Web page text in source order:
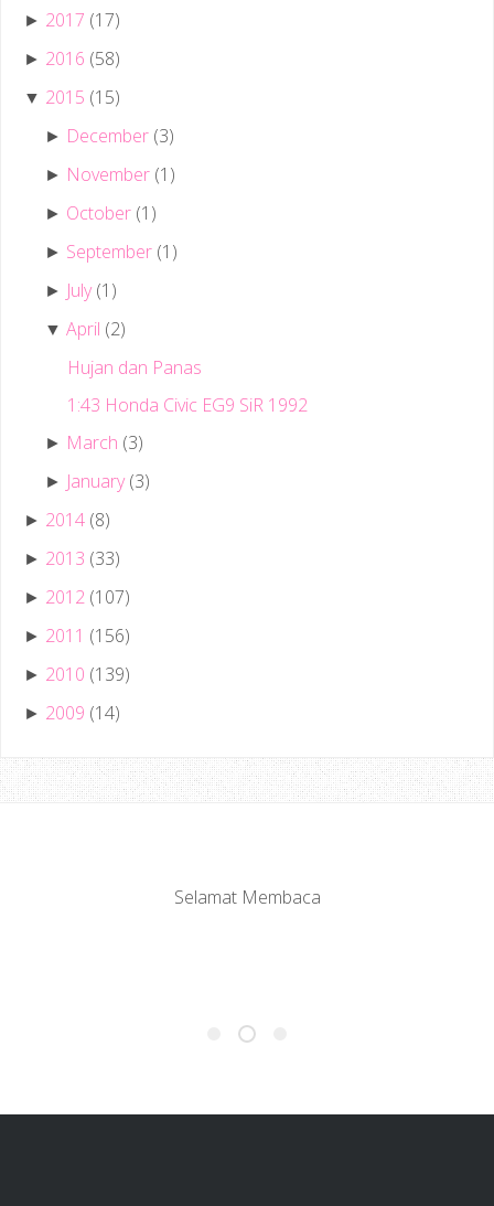
► 2017 (17)
► 2016 (58)
▼ 2015 (15)
► December (3)
► November (1)
► October (1)
► September (1)
► July (1)
▼April (2)
Hujan dan Panas
1:43 Honda Civic EG9 SiR 1992
► March (3)
► January (3)
► 2014 (8)
► 2013 (33)
► 2012 (107)
► 2011 (156)
► 2010 (139)
► 2009 (14)
Selamat Membaca